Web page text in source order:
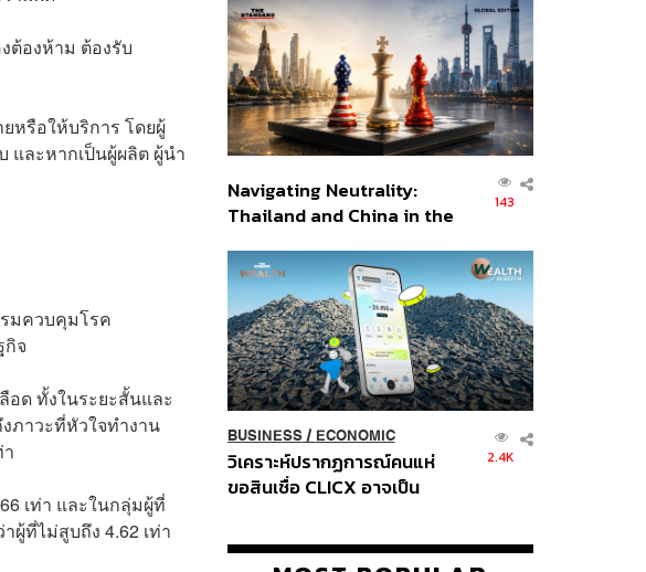
ต้องห้าม ต้องรับ
หรือให้บริการ โดยผู้
และหากเป็นผู้ผลิต ผู้นำ
มควบคุมโรค
จ
อด ทั้งในระยะสั้นและ
ภาวะที่หัวใจทำงาน
เท่า และในกลุ่มผู้ที่
ผู้ที่ไม่สูบถึง 4.62 เท่า
ส่วนยุทธศาสตร์ไทย –
อินโดนีเซีย
Navigating Neutrality:
Thailand and China in the
Order
143
BUSINESS/ ECONOMIC
วิเคราะห์ปรากฏการณ์คนแห่
ขอสินเชื่อ CLICX อาจเป็น
ปัญหาหนี้ครัวเรือนไทยที่ถูกซุก
2.4K